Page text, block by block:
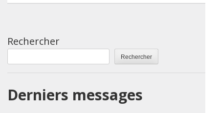
Rechercher
Rechercher
Derniers messages